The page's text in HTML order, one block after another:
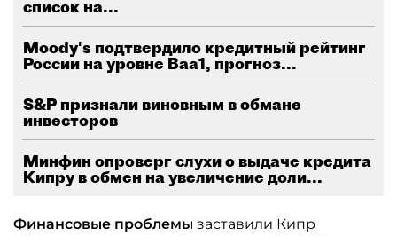
список на...
Moody's подтвердило кредитный рейтинг
России на уровне Ваа1, прогноз...
S&P признали виновным в обмане
инвесторов
Минфин опроверг слухи о выдаче кредита
Кипру в обмен на увеличение доли...
Финансовые проблемы заставили Кипр